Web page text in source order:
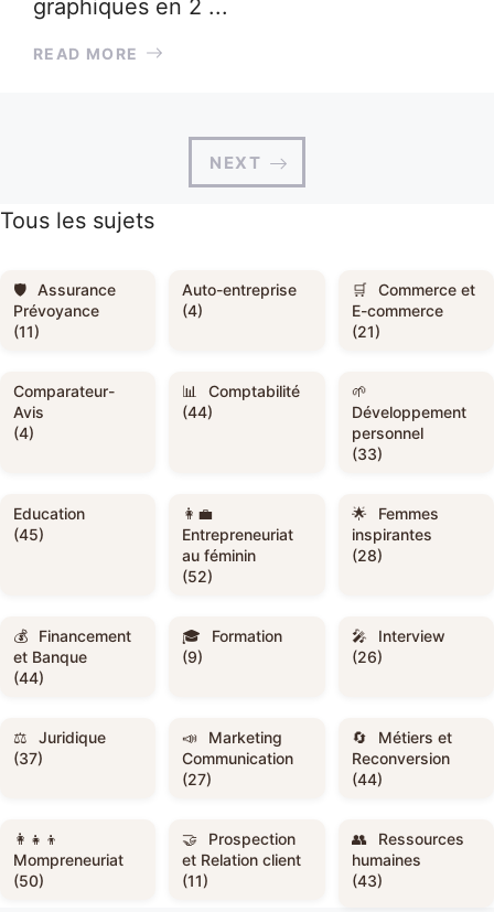
graphiques en 2 ...
READ MORE
NEXT
Tous les sujets
Assurance
Prévoyance
(11)
Auto-entreprise
(4)
Commerce et
E-commerce
(21)
Comparateur-
Avis
(4)
Comptabilité
(44)
Développement
personnel
(33)
Education
(45)
Entrepreneuriat
au féminin
(52)
Femmes
inspirantes
(28)
Financement
et Banque
(44)
Formation
(9)
Interview
(26)
Juridique
(37)
Marketing
Communication
(27)
Métiers et
Reconversion
(44)
Mompreneuriat
(50)
Prospection
et Relation client
(11)
Ressources
humaines
(43)